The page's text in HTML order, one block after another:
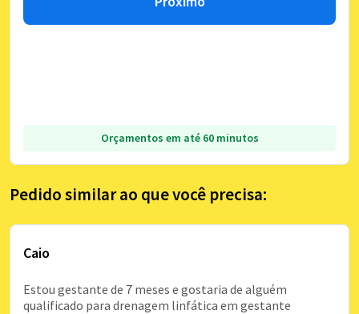
Orçamentos em até 60 minutos
Pedido similar ao que você precisa:
Caio
Estou gestante de 7 meses e gostaria de alguém
qualificado para drenagem linfática em gestante